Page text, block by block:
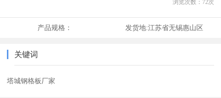
浏览次数： 72次
产品规格： 发货地:江苏省无锡惠山区
关键词
塔城钢格板厂家